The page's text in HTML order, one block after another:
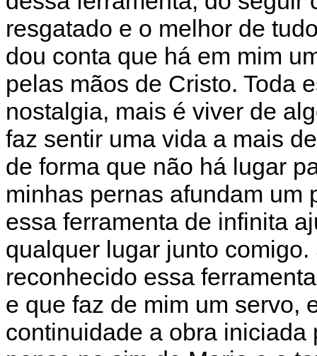
resgatado e o melhor de
dou conta que há em mim
pelas mãos de Cristo. Toda
nostalgia, mais é viver de
faz sentir uma vida a mais
de forma que não há lugar
minhas pernas afundam um
essa ferramenta de infinita
qualquer lugar junto
reconhecido essa
e que faz de mim um servo,
continuidade a obra